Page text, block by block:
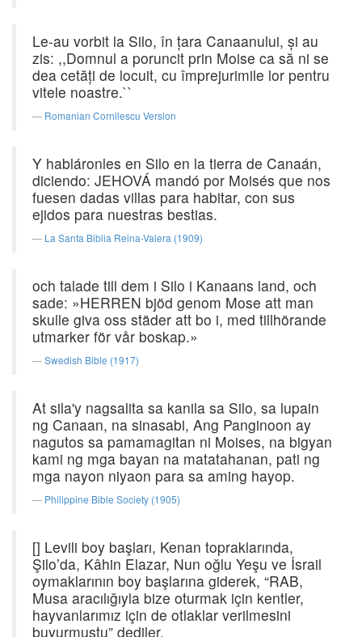
Le-au vorbit la Silo, în ţara Canaanului, şi au
zis: ,,Domnul a poruncit prin Moise ca să ni se
dea cetăţi de locuit, cu împrejurimile lor pentru
vitele noastre.``
Romanian Cornilescu Version
Y habláronles en Silo en la tierra de Canaán,
diciendo: JEHOVÁ mandó por Moisés que nos
fuesen dadas villas para habitar, con sus
ejidos para nuestras bestias.
La Santa Biblia Reina-Valera (1909)
och talade till dem i Silo i Kanaans land, och
sade: »HERREN bjöd genom Mose att man
skulle giva oss städer att bo i, med tillhörande
utmarker för vår boskap.»
Swedish Bible (1917)
At sila'y nagsalita sa kanila sa Silo, sa lupain
ng Canaan, na sinasabi, Ang Panginoon ay
nagutos sa pamamagitan ni Moises, na bigyan
kami ng mga bayan na matatahanan, pati ng
mga nayon niyaon para sa aming hayop.
Philippine Bible Society (1905)
[] Levili boy başları, Kenan topraklarında,
Şilo’da, Kâhin Elazar, Nun oğlu Yeşu ve İsrail
oymaklarının boy başlarına giderek, “RAB,
Musa aracılığıyla bize oturmak için kentler,
hayvanlarımız için de otlaklar verilmesini
buyurmuştu” dediler.